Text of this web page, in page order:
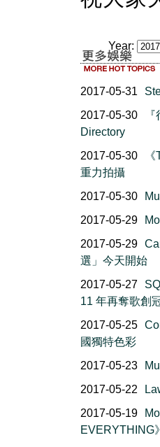
Year:
2017-05-31
2017-05-30
Directory
2017-05-30
重力拍攝
2017-05-30
2017-05-29
2017-05-29
選」今天開始
2017-05-27
11 年再奪歌創
2017-05-25
國獨特色彩
2017-05-23
2017-05-22
2017-05-19
EVERYTHING》